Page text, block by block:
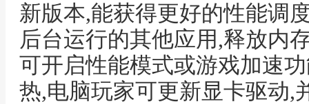
新版本,能获得更好的性能调
后台运行的其他应用,释放内
可开启性能模式或游戏加速
热,电脑玩家可更新显卡驱动,